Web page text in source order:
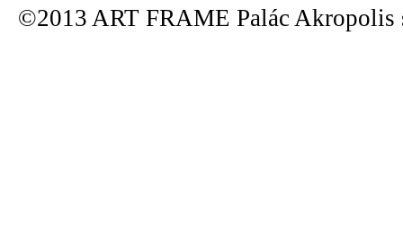
©2013 ART FRAME Palác Akropolis